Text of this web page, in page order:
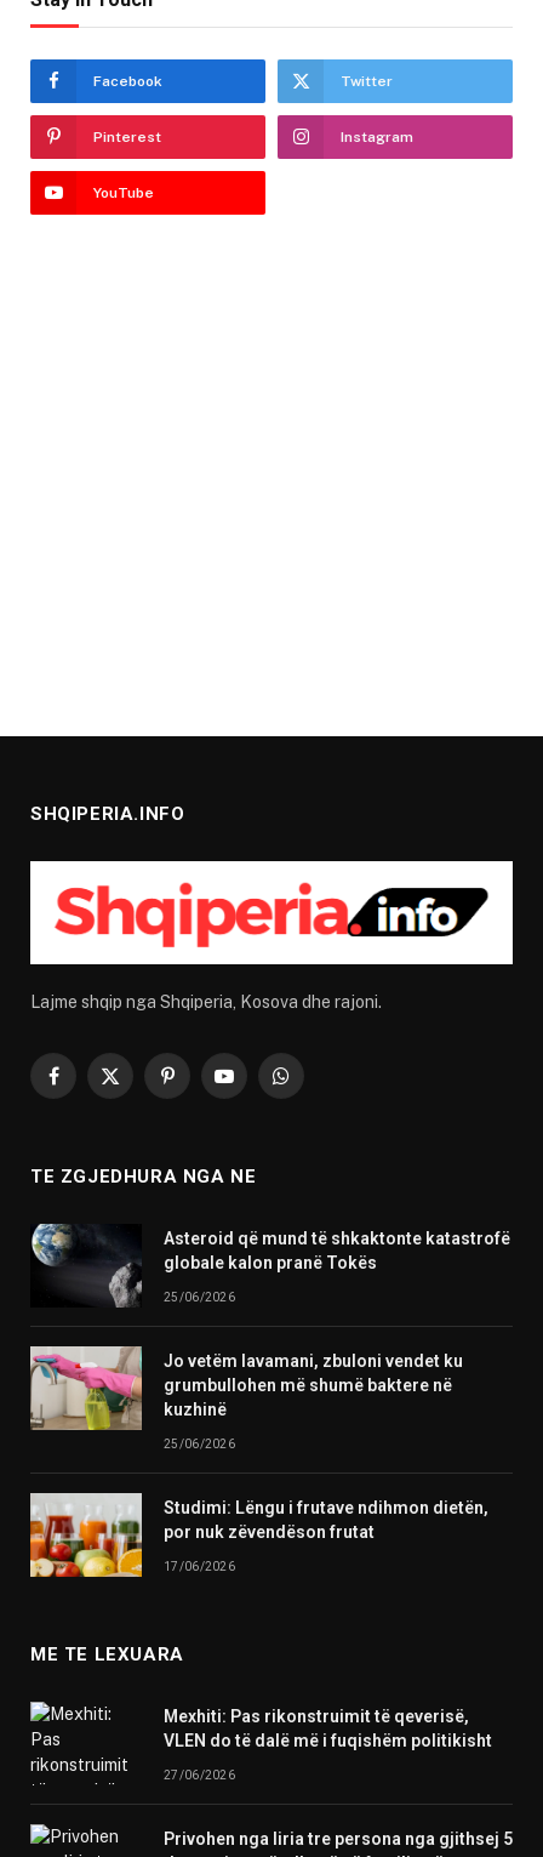
Facebook Twitter
Pinterest Instagram
YouTube
SHQIPERIA.INFO
Lajme shqip nga Shqiperia, Kosova dhe rajoni.
Facebook
X
PinterestYouTubeWhatsApp
TE ZGJEDHURA NGA NE
Asteroid që mund të shkaktonte katastrofë
globale kalon pranë Tokës
25/06/2026
Jo vetëm lavamani, zbuloni vendet ku
grumbullohen më shumë baktere në
kuzhinë
25/06/2026
Studimi: Lëngu i frutave ndihmon dietën,
por nuk zëvendëson frutat
17/06/2026
ME TE LEXUARA
Mexhiti: Pas rikonstruimit të qeverisë,
VLEN do të dalë më i fuqishëm politikisht
27/06/2026
Privohen nga liria tre persona nga gjithsej 5